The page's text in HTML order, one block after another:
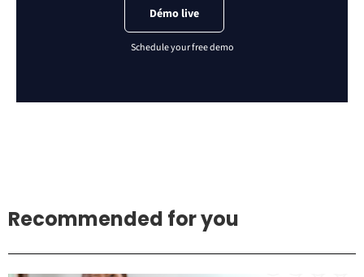
Démo live
Recommended for you